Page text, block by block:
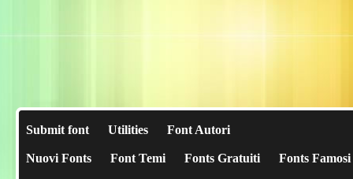
Submit font Utilities Font Autori
Nuovi Fonts Font Temi Fonts Gratuiti Fonts Famosi